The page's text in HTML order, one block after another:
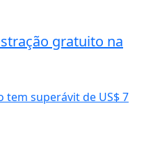
gratuito na